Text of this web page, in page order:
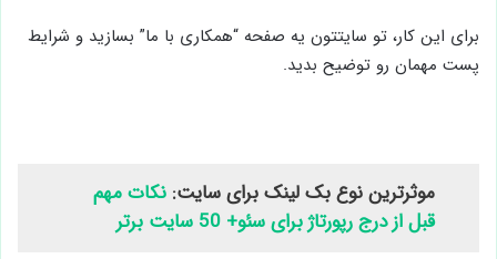
برای این کار، تو سایتتون یه صفحه “همکاری با ما” بسازید و شرایط
پست مهمان رو توضیح بدید.
موثرترین نوع بک لینک برای سایت: نکات مهم
قبل از درج رپورتاژ برای سئو+ 50 سایت برتر